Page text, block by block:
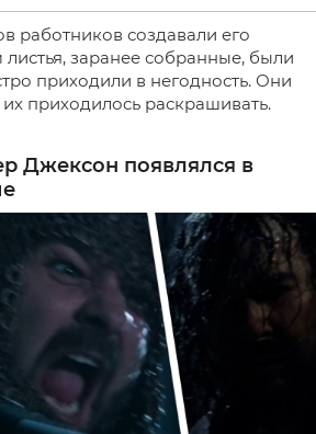
работников создавали его
заранее собранные, были
приходили в негодность. Они
приходилось раскрашивать.
Джексон появлялся в